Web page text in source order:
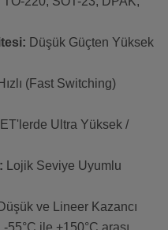
Düşük Güçten Yüksek
(Fast Switching)
Ultra Yüksek /
Lojik Seviye Uyumlu
Düşük ve Lineer Kazancı
-55°C ile +150°C arası